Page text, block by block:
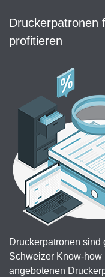
Druckerpatronen
profitieren
Druckerpatronen
Schweizer Know-
angebotenen